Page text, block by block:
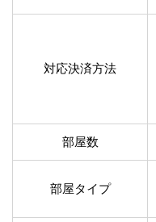
対応決済方法
部屋数
部屋タイプ